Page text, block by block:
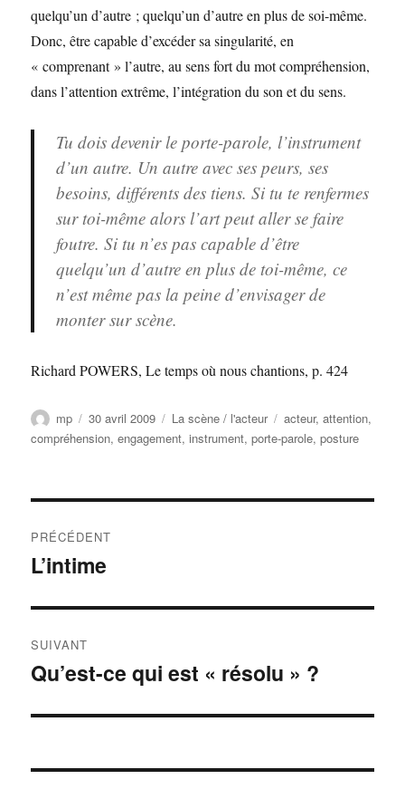
quelqu’un d’autre ; quelqu’un d’autre en plus de soi-même.
Donc, être capable d’excéder sa singularité, en
« comprenant » l’autre, au sens fort du mot compréhension,
dans l’attention extrême, l’intégration du son et du sens.
Tu dois devenir le porte-parole, l’instrument
d’un autre. Un autre avec ses peurs, ses
besoins, différents des tiens. Si tu te renfermes
sur toi-même alors l’art peut aller se faire
foutre. Si tu n’es pas capable d’être
quelqu’un d’autre en plus de toi-même, ce
n’est même pas la peine d’envisager de
monter sur scène.
Richard POWERS, Le temps où nous chantions, p. 424
Auteur
mp
Publié
le
30 avril 2009 Catégories
La scène / l'acteur Étiquettes
acteur,attention,
compréhension,engagement,instrument,porte-parole,posture
de
PRÉCÉDENT
Publication
L’intime
SUIVANT
Publication
Qu’est-ce qui est « résolu » ?